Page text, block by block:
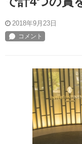
2018年9月23日